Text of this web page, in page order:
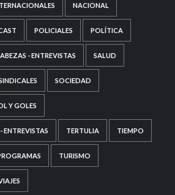
NACIONAL
POLICIALES POLÍTICA
- ENTREVISTAS SALUD
SOCIEDAD
Y GOLES
ENTREVISTAS TERTULIA TIEMPO
TURISMO